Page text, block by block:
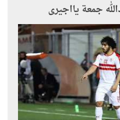
جمعة يااجيرى